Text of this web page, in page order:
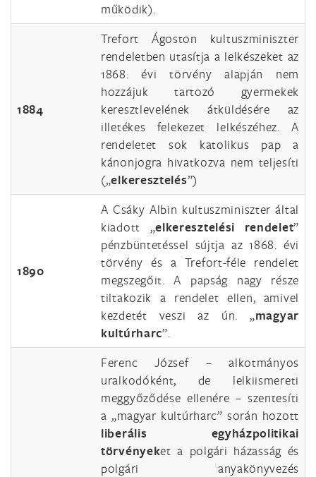
működik).
1884
Trefort Ágoston kultuszminiszter
rendeletben utasítja a lelkészeket az
1868. évi törvény alapján nem
hozzájuk tartozó gyermekek
keresztlevelének átküldésére az
illetékes felekezet lelkészéhez. A
rendeletet sok katolikus pap a
kánonjogra hivatkozva nem teljesíti
(„elkeresztelés”)
1890
A Csáky Albin kultuszminiszter által
kiadott „elkeresztelési rendelet”
pénzbüntetéssel sújtja az 1868. évi
törvény és a Trefort-féle rendelet
megszegőit. A papság nagy része
tiltakozik a rendelet ellen, amivel
kezdetét veszi az ún. „magyar
kultúrharc”.
Ferenc József – alkotmányos
uralkodóként, de lelkiismereti
meggyőződése ellenére – szentesíti
a „magyar kultúrharc” során hozott
liberális egyházpolitikai
törvényeket a polgári házasság és
polgári anyakönyvezés